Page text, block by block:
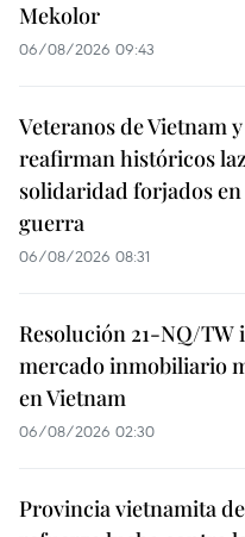
Mekolor
06/08/2026 09:43
Veteranos de Vietnam
reafirman históricos
solidaridad forjados
guerra
06/08/2026 08:31
Resolución 21-NQ/TW
mercado inmobiliario
en Vietnam
06/08/2026 02:30
Provincia vietnamita